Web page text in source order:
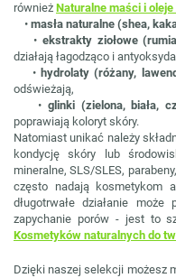
również Naturalne maści i
• masła naturalne (shea,
• ekstrakty ziołowe
działają łagodząco i
• hydrolaty (różany,
odświeżają,
• glinki (zielona, biała,
poprawiają koloryt skóry.
Natomiast unikać należy
kondycję skóry lub
mineralne, SLS/SLES,
często nadają kosmetykom
długotrwałe działanie
zapychanie porów - jest to
Kosmetyków naturalnych do
Dzięki naszej selekcji możesz